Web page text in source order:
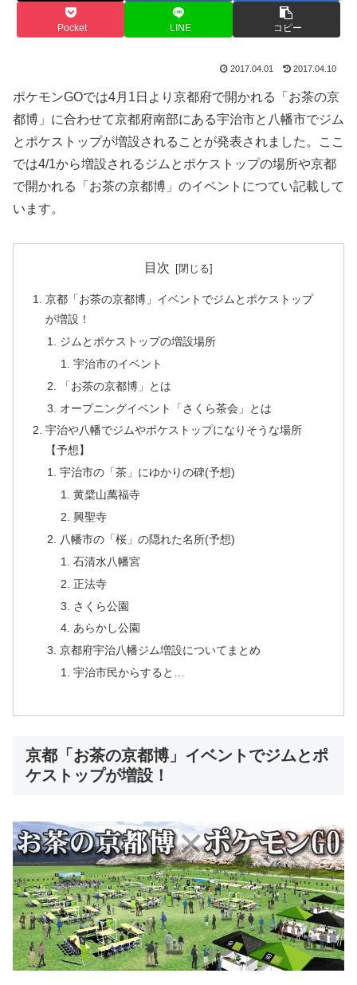
Pocket LINE コピー
2017.04.01 2017.04.10
ポケモンGOでは4月1日より京都府で開かれる「お茶の京
都博」に合わせて京都府南部にある宇治市と八幡市でジム
とポケストップが増設されることが発表されました。ここ
では4/1から増設されるジムとポケストップの場所や京都
で開かれる「お茶の京都博」のイベントにつてい記載して
います。
目次
京都「お茶の京都博」イベントでジムとポケストップ
が増設！
ジムとポケストップの増設場所
宇治市のイベント
「お茶の京都博」とは
オープニングイベント「さくら茶会」とは
宇治や八幡でジムやポケストップになりそうな場所
【予想】
宇治市の「茶」にゆかりの碑(予想)
黄檗山萬福寺
興聖寺
八幡市の「桜」の隠れた名所(予想)
石清水八幡宮
正法寺
さくら公園
あらかし公園
京都府宇治八幡ジム増設についてまとめ
宇治市民からすると…
京都「お茶の京都博」イベントでジムとポ
ケストップが増設！